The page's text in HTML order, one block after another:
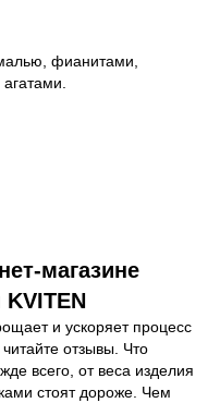
фианитами,
магазине
и ускоряет процесс
отзывы. Что
всего, от веса изделия
стоят дороже. Чем